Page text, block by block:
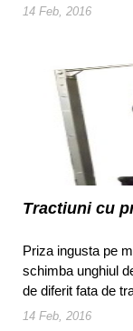
14 Feb, 2016
Tractiuni cu
Priza ingusta pe
schimba unghiul
de diferit fata de
14 Feb, 2016